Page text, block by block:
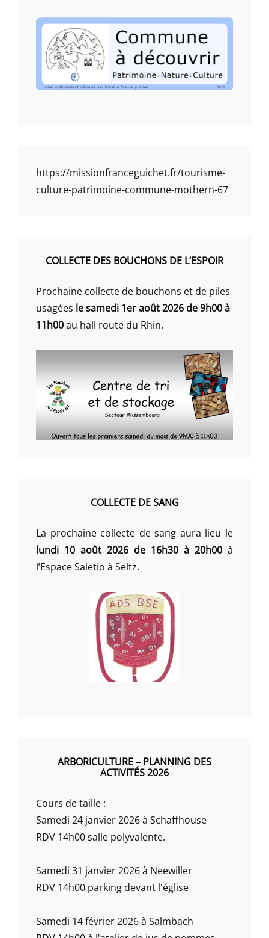
https://missionfranceguichet.fr/tourisme-
culture-patrimoine-commune-mothern-67
COLLECTE DES BOUCHONS DE L’ESPOIR
Prochaine collecte de bouchons et de piles
usagées le samedi 1er août 2026 de 9h00 à
11h00au hall route du Rhin.
COLLECTE DE SANG
La prochaine collecte de sang aura lieu le
lundi 10 août 2026 de 16h30 à 20h00 à
l’Espace Saletio à Seltz.
ARBORICULTURE – PLANNING DES
ACTIVITÉS 2026
Cours de taille :
Samedi 24 janvier 2026 à Schaffhouse
RDV 14h00 salle polyvalente.
Samedi 31 janvier 2026 à Neewiller
RDV 14h00 parking devant l'église
Samedi 14 février 2026 à Salmbach